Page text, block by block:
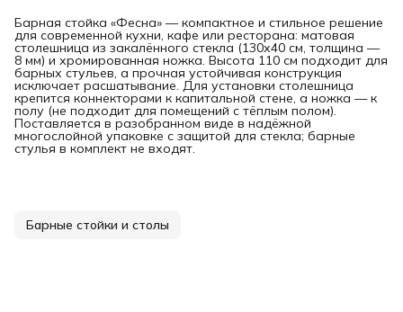
Барная стойка «Фесна» — компактное и стильное решение
для современной кухни, кафе или ресторана: матовая
столешница из закалённого стекла (130х40 см, толщина —
8 мм) и хромированная ножка. Высота 110 см подходит для
барных стульев, а прочная устойчивая конструкция
исключает расшатывание. Для установки столешница
крепится коннекторами к капитальной стене, а ножка — к
полу (не подходит для помещений с тёплым полом).
Поставляется в разобранном виде в надёжной
многослойной упаковке с защитой для стекла; барные
стулья в комплект не входят.
Барные стойки и столы